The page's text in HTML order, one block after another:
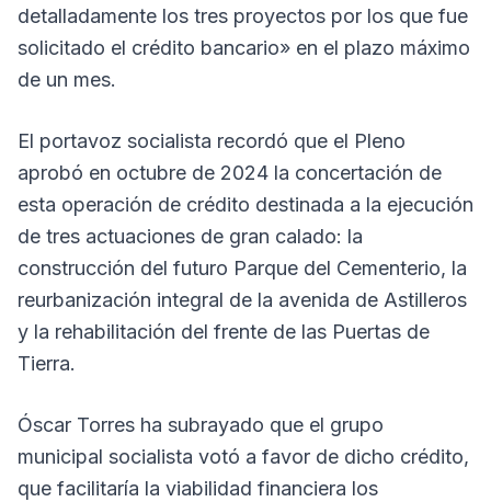
detalladamente los tres proyectos por los que fue
solicitado el crédito bancario» en el plazo máximo
de un mes.
El portavoz socialista recordó que el Pleno
aprobó en octubre de 2024 la concertación de
esta operación de crédito destinada a la ejecución
de tres actuaciones de gran calado: la
construcción del futuro Parque del Cementerio, la
reurbanización integral de la avenida de Astilleros
y la rehabilitación del frente de las Puertas de
Tierra.
Óscar Torres ha subrayado que el grupo
municipal socialista votó a favor de dicho crédito,
que facilitaría la viabilidad financiera los